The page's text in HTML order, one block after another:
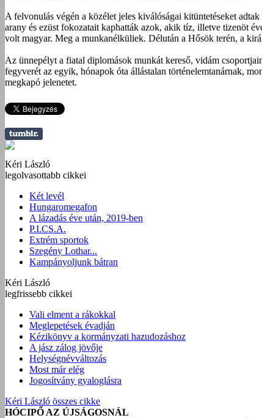
A felvonulás végén a közélet jeles kiválóságai kitüntetéseket
arany és ezüst fokozatait kaphatták azok, akik tíz, illetve tizenöt
volt magyar. Meg a munkanélküliek. Délután a Hősök terén, a
Az ünnepélyt a fiatal diplomások munkát kereső, vidám
fegyverét az egyik, hónapok óta állástalan történelemtanárnak,
megkapó jelenetet.
Kéri László
legolvasottabb cikkei
Két levél
Hungaromegafon
A lázadás éve után, 2019-ben
P.I.CS.A.
Extrém sportok
Szegény Lothar...
Kampányoljunk bátran
Kéri László
legfrissebb cikkei
Vali elment a rákokkal
Meglepetések évadján
Kézikönyv a kormányzati hazudozáshoz
A jász zálog jövője
Helységnévváltozás
Most már elég
Jogosítvány gyaloglásra
Kéri László összes cikke
HÓCIPŐ AZ ÚJSÁGOSNÁL